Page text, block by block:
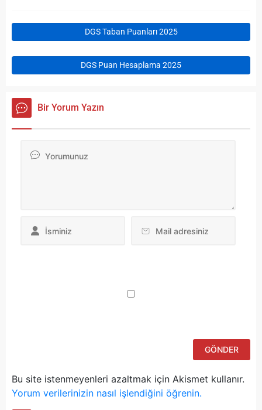
DGS Taban Puanları 2025
DGS Puan Hesaplama 2025
Bir Yorum Yazın
Bu site istenmeyenleri azaltmak için Akismet kullanır.
Yorum verilerinizin nasıl işlendiğini öğrenin.